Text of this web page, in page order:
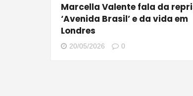
Marcella Valente fala da
‘Avenida Brasil’ e da vida em
Londres
20/05/2026 0